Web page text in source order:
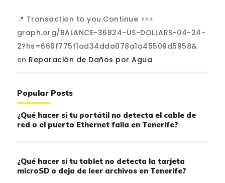
📍 Transaction to you.Continue >>>
graph.org/BALANCE-36824-US-DOLLARS-04-24-
2?hs=660f775f1ad34dda078a1a45509d5958&
en Reparación de Daños por Agua
Popular Posts
¿Qué hacer si tu portátil no detecta el cable de
red o el puerto Ethernet falla en Tenerife?
¿Qué hacer si tu tablet no detecta la tarjeta
microSD o deja de leer archivos en Tenerife?